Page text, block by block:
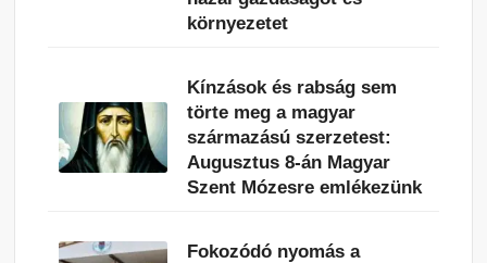
környezetet
Kínzások és rabság sem
törte meg a magyar
származású szerzetest:
Augusztus 8-án Magyar
Szent Mózesre emlékezünk
Fokozódó nyomás a